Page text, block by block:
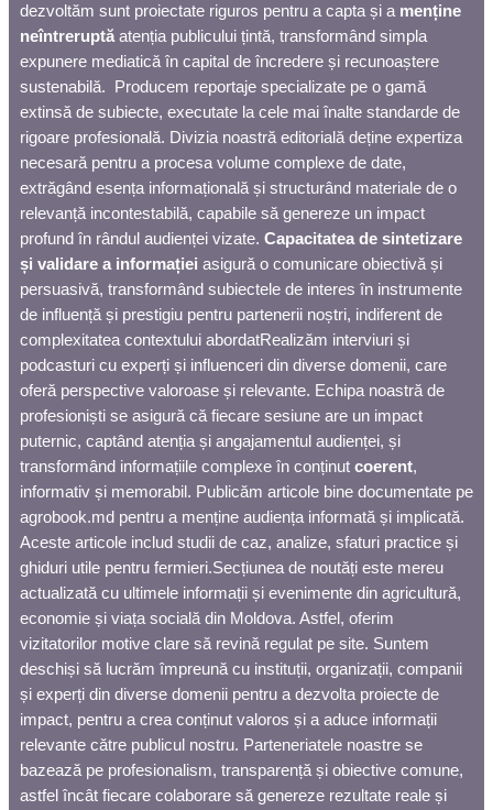
dezvoltăm sunt proiectate riguros pentru a capta și a menține
neîntreruptă atenția publicului țintă, transformând simpla
expunere mediatică în capital de încredere și recunoaștere
sustenabilă.
Producem reportaje specializate pe o gamă
extinsă de subiecte, executate la cele mai înalte standarde de
rigoare profesională. Divizia noastră editorială deține expertiza
necesară pentru a procesa volume complexe de date,
extrăgând esența informațională și structurând materiale de o
relevanță incontestabilă, capabile să genereze un impact
profund în rândul audienței vizate. Capacitatea de sintetizare
și validare a informației asigură o comunicare obiectivă și
persuasivă, transformând subiectele de interes în instrumente
de influență și prestigiu pentru partenerii noștri, indiferent de
complexitatea contextului abordatRealizăm interviuri și
podcasturi cu experți și influenceri din diverse domenii, care
oferă perspective valoroase și relevante. Echipa noastră de
profesioniști se asigură că fiecare sesiune are un impact
puternic, captând atenția și angajamentul audienței, și
transformând informațiile complexe în conținut coerent,
informativ și memorabil. Publicăm articole bine documentate pe
agrobook.md pentru a menține audiența informată și implicată.
Aceste articole includ studii de caz, analize, sfaturi practice și
ghiduri utile pentru fermieri.Secțiunea de noutăți este mereu
actualizată cu ultimele informații și evenimente din agricultură,
economie și viața socială din Moldova. Astfel, oferim
vizitatorilor motive clare să revină regulat pe site. Suntem
deschiși să lucrăm împreună cu instituții, organizații, companii
și experți din diverse domenii pentru a dezvolta proiecte de
impact, pentru a crea conținut valoros și a aduce informații
relevante către publicul nostru. Parteneriatele noastre se
bazează pe profesionalism, transparență și obiective comune,
astfel încât fiecare colaborare să genereze rezultate reale și